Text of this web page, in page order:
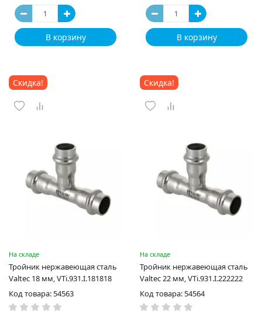
В корзину В корзину
Скидка!
На складе
Тройник нержавеющая сталь
Valtec 18 мм, VTi.931.I.181818
Код товара: 54563
Скидка!
На складе
Тройник нержавеющая сталь
Valtec 22 мм, VTi.931.I.222222
Код товара: 54564